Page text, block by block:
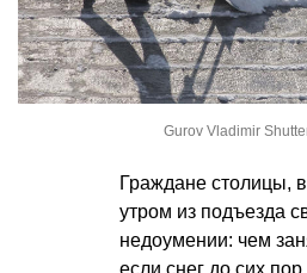
Gurov Vladimir
Граждане столицы,
утром из подъезда
недоумении: чем